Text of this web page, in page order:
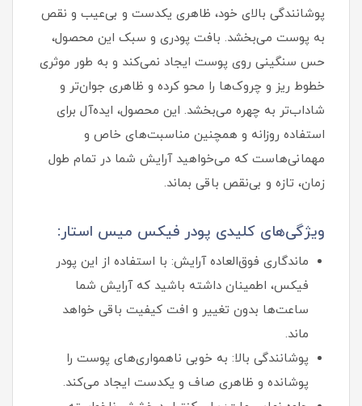
پوشانندگی بالای خود، ظاهری یکدست و بی‌عیب و نقص
به پوست می‌بخشد. بافت پودری و سبک این محصول،
حس سنگینی روی پوست ایجاد نمی‌کند و به طور موثری
خطوط ریز و چروک‌ها را محو کرده و ظاهری جوان‌تر و
شاداب‌تر به چهره می‌بخشد. این محصول، ایده‌آل برای
استفاده روزانه و همچنین مناسبت‌های خاص و
مهمانی‌هاست که می‌خواهید آرایش شما در تمام طول
زمان، تازه و بی‌نقص باقی بماند.
ویژگی‌های کلیدی پودر فیکس میس استار:
ماندگاری فوق‌العاده آرایش: با استفاده از این پودر
فیکس، اطمینان داشته باشید که آرایش شما
ساعت‌ها بدون تغییر و افت کیفیت باقی خواهد
ماند.
پوشانندگی بالا: به خوبی ناهمواری‌های پوست را
پوشانده و ظاهری صاف و یکدست ایجاد می‌کند.